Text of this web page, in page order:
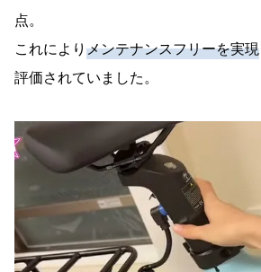
点。
これにより メンテナンスフリーを実現
評価されていました。